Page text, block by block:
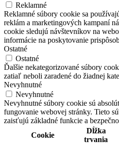
Reklamné
Reklamné súbory cookie sa
reklám a marketingových kampaní
cookie sledujú návštevníkov na
informácie na poskytovanie
Ostatné
Ostatné
Ďalšie nekategorizované súbory
zatiaľ neboli zaradené do žiadnej
Nevyhnutné
Nevyhnutné
Nevyhnutné súbory cookie sú
fungovanie webovej stránky. Tieto
zaisťujú základné funkcie a
Cookie
Dĺžka
trvania